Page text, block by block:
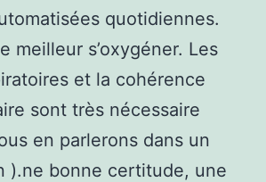
quotidiennes.
meilleur s’oxygéner. Les
et la cohérence
sont très nécessaire
en parlerons dans un
).ne bonne certitude, une